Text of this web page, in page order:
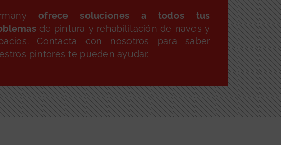
ofrece soluciones a todos tus
de pintura y rehabilitación de naves y
Contacta con nosotros para saber
pintores te pueden ayudar.